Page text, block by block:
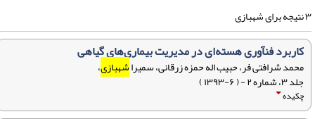
کاربرد فنآوری هسته‌ای در مدیریت بیماری‌های گیاهی
محمد شرافتی فر، حبیب اله حمزه زرقانی، سمیراشهبازی،
جلد ۳، شماره ۲ - ( ۶-۱۳۹۳ )
چکیده